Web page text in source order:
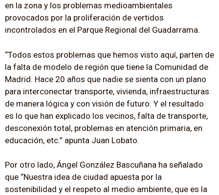
en la zona y los problemas medioambientales
provocados por la proliferación de vertidos
incontrolados en el Parque Regional del Guadarrama.
“Todos estos problemas que hemos visto aquí, parten de
la falta de modelo de región que tiene la Comunidad de
Madrid. Hace 20 años que nadie se sienta con un plano
para interconectar transporte, vivienda, infraestructuras
de manera lógica y con visión de futuro. Y el resultado
es lo que han explicado los vecinos, falta de transporte,
desconexión total, problemas en atención primaria, en
educación, etc.” apunta Juan Lobato.
Por otro lado, Ángel González Bascuñana ha señalado
que “Nuestra idea de ciudad apuesta por la
sostenibilidad y el respeto al medio ambiente, que es la